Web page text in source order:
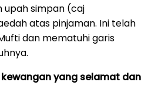
upah simpan (caj
atas pinjaman. Ini telah
dan mematuhi garis
yang selamat dan